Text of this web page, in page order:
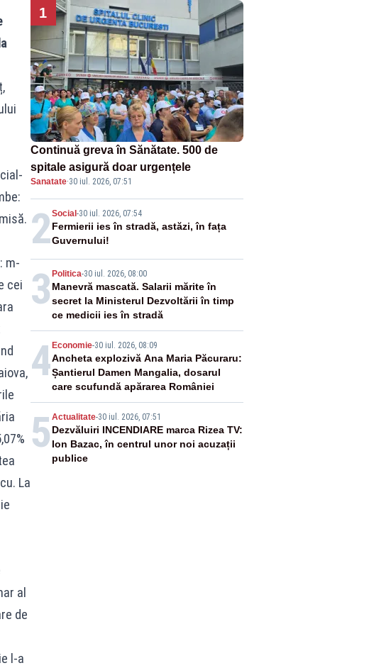
m-
cei
La
al
de
l-a
1
Continuă greva în Sănătate. 500 de
spitale asigură doar urgențele
Sanatate·30 iul. 2026, 07:51
2Social-30 iul. 2026, 07:54
Fermierii ies în stradă, astăzi, în fața
Guvernului!
3 Politica-30 iul. 2026, 08:00
Manevră mascată. Salarii mărite în
secret la Ministerul Dezvoltării în timp
ce medicii ies în stradă
4Economie-30 iul. 2026, 08:09
Ancheta explozivă Ana Maria Păcuraru:
Șantierul Damen Mangalia, dosarul
care scufundă apărarea României
5 Actualitate-30 iul. 2026, 07:51
Dezvăluiri INCENDIARE marca Rizea TV:
Ion Bazac, în centrul unor noi acuzații
publice